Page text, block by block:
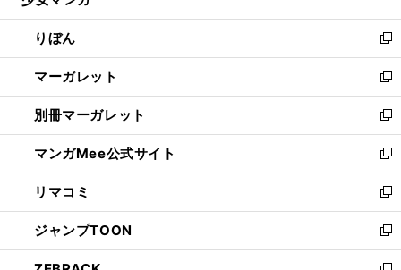
開
く
ウ
で
開
く
ン
ド
ウ
で
開
く
ウ
ィ
ン
ド
ウ
で
開
く
りぼん
新
し
い
ウ
ィ
ン
ド
ウ
で
開
く
マーガレット
新
し
い
ウ
ィ
ン
ド
ウ
で
開
別冊マーガレット
新
し
い
ウ
ィ
ン
ド
ウ
マンガMee公式サイト
新
し
い
ウ
ィ
ン
リマコミ
新
し
い
ウ
ジャンプTOON
新
し